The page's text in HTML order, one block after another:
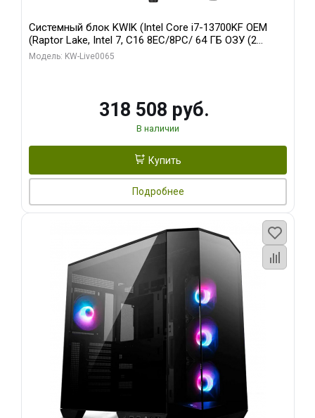
Системный блок KWIK (Intel Core i7-13700KF OEM
(Raptor Lake, Intel 7, C16 8EC/8PC/ 64 ГБ ОЗУ (2
модуля)/ ASUS RTX5080 PROART OC 16GB GDDR7
Модель: KW-Live0065
318 508 руб.
В наличии
Купить
Подробнее